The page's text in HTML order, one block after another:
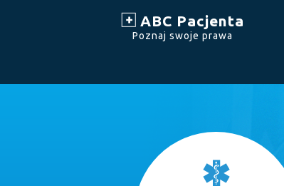
ABC Pacjenta
Poznaj swoje prawa